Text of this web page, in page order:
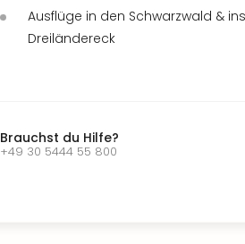
Ausflüge in den Schwarzwald & ins
Dreiländereck
Brauchst du Hilfe?
+49 30 5444 55 800